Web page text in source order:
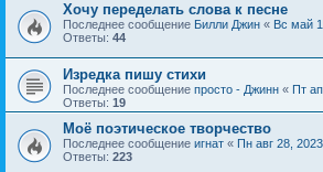
Хочу переделать слова к песне
Последнее сообщение Билли Джин « Вс май
Ответы: 44
Изредка пишу стихи
Последнее сообщение просто - Джинн « Пт
Ответы: 19
Моё поэтическое творчество
Последнее сообщение игнат « Пн авг 28,
Ответы: 223